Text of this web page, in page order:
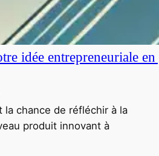
idée entrepreneuriale
la chance de réfléchir à la
produit innovant à